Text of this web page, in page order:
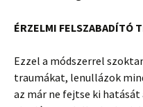
ÉRZELMI FELSZABADÍTÓ
Ezzel a módszerrel
traumákat, lenullázok
az már ne fejtse ki hatását